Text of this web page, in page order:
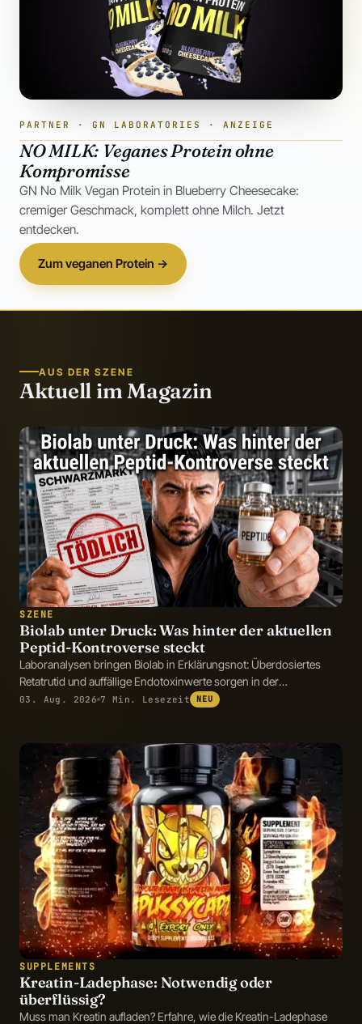
PARTNER · GN LABORATORIES · ANZEIGE
NO MILK: Veganes Protein ohne
Kompromisse
GN No Milk Vegan Protein in Blueberry Cheesecake:
cremiger Geschmack, komplett ohne Milch. Jetzt
entdecken.
Zum veganen Protein →
AUS DER SZENE
Aktuell im Magazin
SZENE
Biolab unter Druck: Was hinter der aktuellen
Peptid-Kontroverse steckt
Laboranalysen bringen Biolab in Erklärungsnot: Überdosiertes
Retatrutid und auffällige Endotoxinwerte sorgen in der
Fitnessszene für Diskussionen.
03. Aug. 2026 7 Min. Lesezeit NEU
SUPPLEMENTS
Kreatin-Ladephase: Notwendig oder
überflüssig?
Muss man Kreatin aufladen? Erfahre, wie die Kreatin-Ladephase